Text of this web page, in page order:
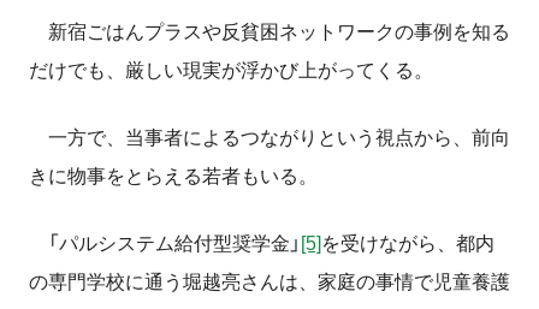
新宿ごはんプラスや反貧困ネットワークの事例を知る
だけでも、厳しい現実が浮かび上がってくる。
一方で、当事者によるつながりという視点から、前向
きに物事をとらえる若者もいる。
「パルシステム給付型奨学金」 [5] を受けながら、都内
の専門学校に通う堀越亮さんは、家庭の事情で児童養護